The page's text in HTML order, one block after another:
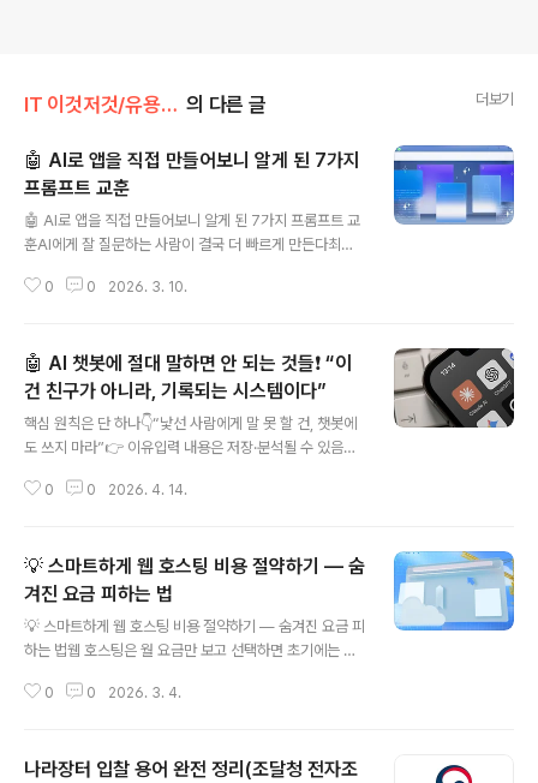
IT 이것저것/유용한 업무 팁 의 다른 글 더보기
🤖 AI로 앱을 직접 만들어보니 알게 된 7가지
프롬프트 교훈
🤖 AI로 앱을 직접 만들어보니 알게 된 7가지 프롬프트 교
훈AI에게 잘 질문하는 사람이 결국 더 빠르게 만든다최근
만들 수 있는 시대가 되었습니다.하지만 실제로 AI로 앱을
다.”AI에게 질문하는 방식 자체가 하나의 기술이 되었고이
를 **프롬프트 엔지니어링(prompt engineering)**이
라고 부릅니다. Prompt Engineering프롬프트 엔지니어
링은 AI가 원하는 결과를 만들도록 입력을 설계하는 과정
을 정리했습니다.1️⃣ AI는 반복적인 코드 작업에 매우 강하
0 0 2026. 3. 10.
🤖 AI 챗봇에 절대 말하면 안 되는 것들❗ “이
건 친구가 아니라, 기록되는 시스템이다”
핵심 원칙은 단 하나👇“낯선 사람에게 말 못 할 건, 챗봇에
도 쓰지 마라”👉 이유입력 내용은 저장·분석될 수 있음완
I)🪪 “신원 노출 = 가장 위험”이름, 주소, 전화번호생년월
사용”💳 2. 금융 정보💰 “돈 관련 정보는 절대 금지”카드
번호계좌 정보투자/자산 상세👉 유출 시 바로 금전 피해로
연결🔐 3. 계정 정보 (로그인, 비밀번호)🔑 “한 번 털리면
연쇄 피해”비밀번호인증 코드로그인 정보👉 해킹 위험 매
일📁 “업로드 = 통제권 포기..
0 0 2026. 4. 14.
💡 스마트하게 웹 호스팅 비용 절약하기 — 숨
겨진 요금 피하는 법
💡 스마트하게 웹 호스팅 비용 절약하기 — 숨겨진 요금 피
하는 법웹 호스팅은 월 요금만 보고 선택하면 초기에는 저
겨진 요금이 장기 비용을 높이는 주요 원인이 됩니다. 이를
로모션 가격을 크게 광고합니다 (예: 월 $1.99).👉 하지만
0 0 2026. 3. 4.
나라장터 입찰 용어 완전 정리(조달청 전자조